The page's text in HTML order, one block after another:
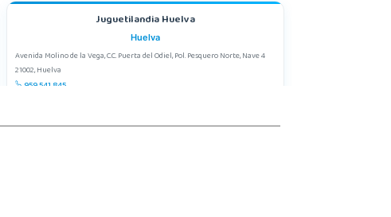
Juguetilandia Huelva
Huelva
Avenida Molino de la Vega, C.C. Puerta del Odiel, Pol. Pesquero Norte, Nave 4
21002, Huelva
959 541 845
POCAS UNIDADES